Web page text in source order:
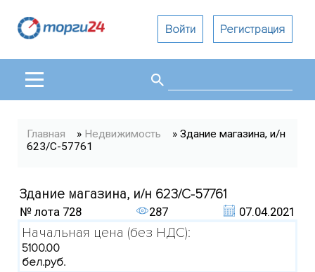
Войти Регистрация
Форма поиска
Вы здесь
Главная » Недвижимость
» Здание магазина, и/н
623/С-57761
Здание магазина, и/н 623/С-57761
№ лота 728 287 07.04.2021
Начальная цена (без НДС):
5100.00
бел.руб.